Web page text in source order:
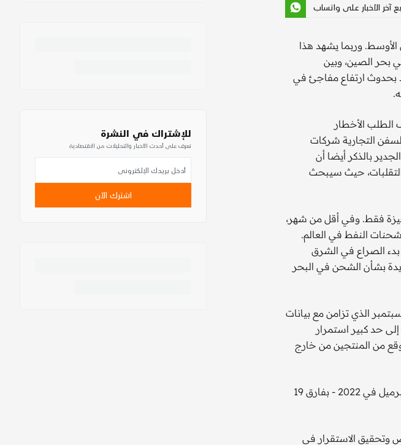
آخر الأخبار على واتساب
الأوسط. وربما يشهد هذا
بحر الصين، وبين
بحدوث ارتفاع مفاجئ في
الطلب الأخطار
التجارية شركات
بالذكر أيضا أن
التقلبات، حيث سيبحث
فقط. وفي أقل من شهر،
النفط في العالم.
للبرميل، قبل أسبوع من بدء الصراع في الشرق
بشأن الشحن في البحر
الذي تزامن مع بيانات
2022، حيث كانت السوق تتوقع إلى حد كبير استمرار
من المنتجين من خارج
لذلك، في العام الماضي، بلغ متوسط أسعار خام برنت 83 دولارا للبرميل، مقارنة بمتوسط 101 دولار للبرميل في 2022 - بفارق 19
المعروض الفائض وتحقيق الاستقرار في
للإشتراك في النشرة
تعرف على أحدث الأخبار والتحليلات من الاقتصادية
اشترك الآن